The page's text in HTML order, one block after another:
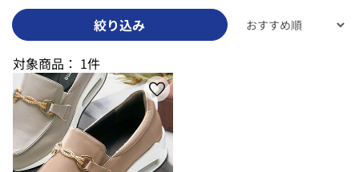
絞り込み
対象商品： 1件